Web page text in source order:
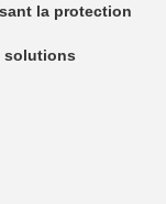
la protection
solutions